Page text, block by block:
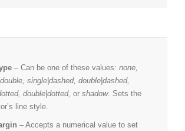
– Can be one of these values:none,
single|dashed, double|dashed,
double|dotted,or shadow. Sets the
line style.
– Accepts a numerical value to set